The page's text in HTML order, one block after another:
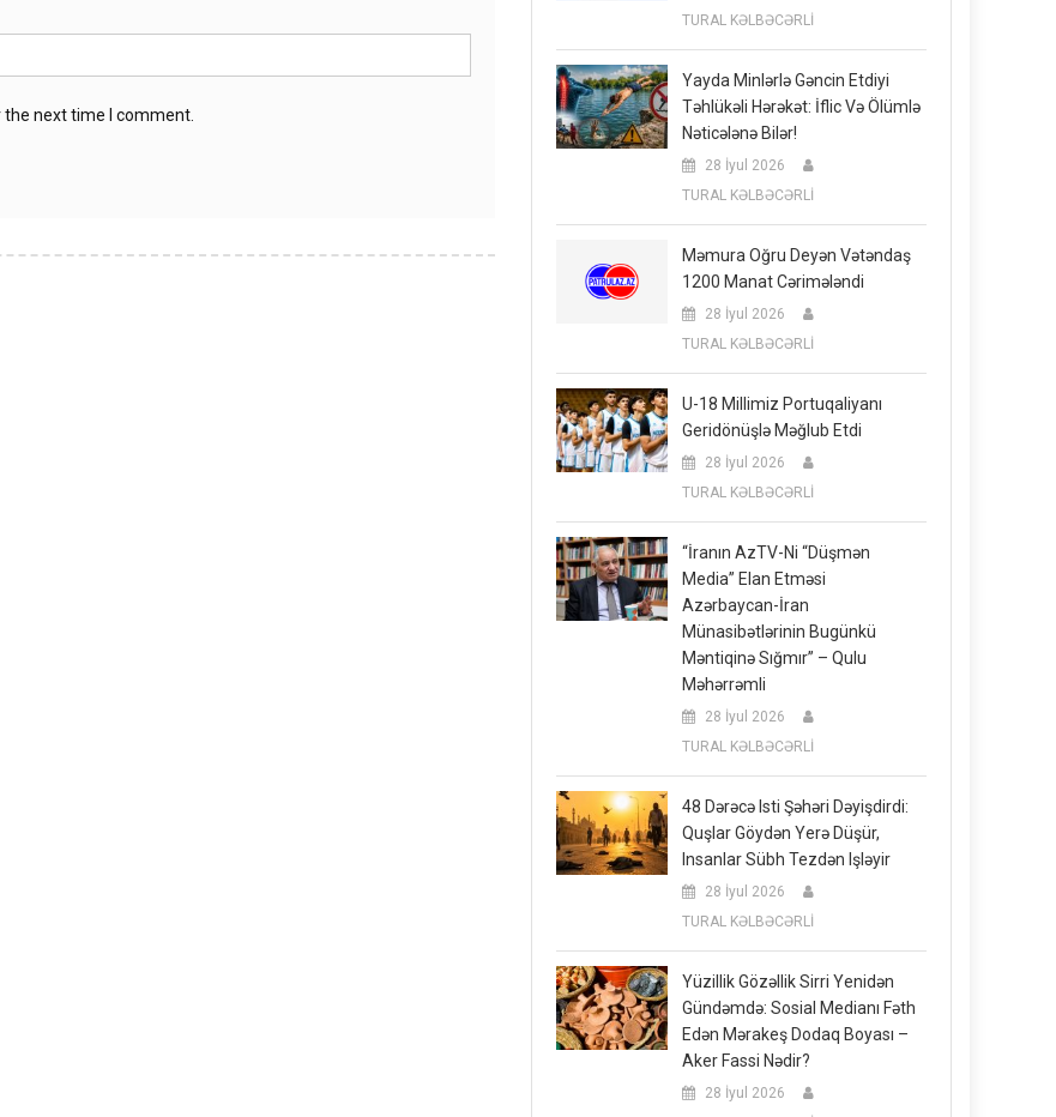
next time I comment.
TURAL KƏLBƏCƏRLİ
Yayda Minlərlə Gəncin Etdiyi
Təhlükəli Hərəkət: İflic Və Ölümlə
Nəticələnə Bilər!
28 İyul 2026
TURAL KƏLBƏCƏRLİ
Məmura Oğru Deyən Vətəndaş
1200 Manat Cərimələndi
28 İyul 2026
TURAL KƏLBƏCƏRLİ
U-18 Millimiz Portuqaliyanı
Geridönüşlə Məğlub Etdi
28 İyul 2026
TURAL KƏLBƏCƏRLİ
“İranın AzTV-Ni “düşmən
Media” Elan Etməsi
Azərbaycan-İran
Münasibətlərinin Bugünkü
Məntiqinə Sığmır” – Qulu
Məhərrəmli
28 İyul 2026
TURAL KƏLBƏCƏRLİ
48 Dərəcə Isti Şəhəri Dəyişdirdi:
Quşlar Göydən Yerə Düşür,
Insanlar Sübh Tezdən Işləyir
28 İyul 2026
TURAL KƏLBƏCƏRLİ
Yüzillik Gözəllik Sirri Yenidən
Gündəmdə: Sosial Medianı Fəth
Edən Mərakeş Dodaq Boyası –
Aker Fassi Nədir?
28 İyul 2026